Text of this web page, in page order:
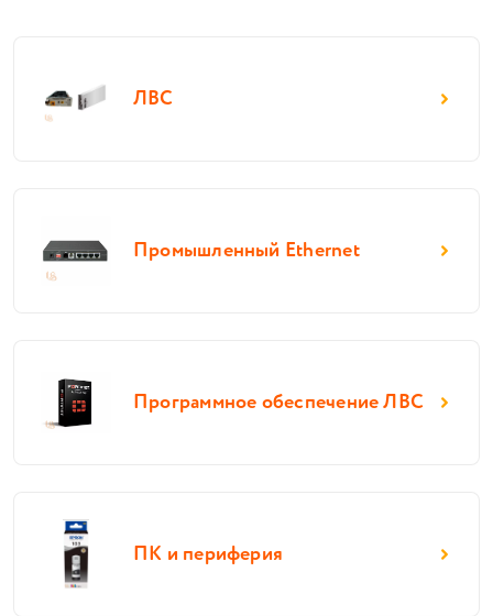
ЛВС
Промышленный Ethernet
Программное обеспечение ЛВС
ПК и периферия